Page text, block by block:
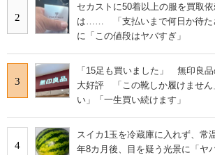
2
セカストに50着以上の服を買取
は…… 「支払いまで何日か待た
に「この値段はヤバすぎ」
3
「15足も買いました」 無印良品
大好評 「この靴しか履けません
い」「一生買い続けます」
4
スイカ1玉を冷蔵庫に入れず、
年8カ月後、目を疑う光景に「ヤ